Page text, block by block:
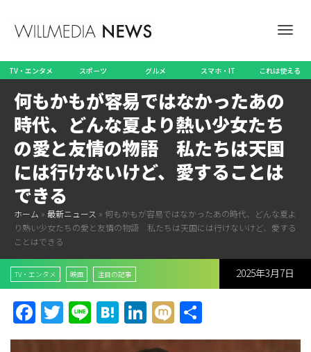
TV・エンタメ スポーツ グルメ スマホ・IT これは使える
何もかもが容易ではなかったあの
時代、どんな夏より熱い少女たち
の愛と友情の物語 私たちは天国
には行けないけど、愛することは
できる
ホーム » 最新ニュース » 何もかもが容易ではなかったあの時代、どんな夏よ
り熱い少女たちの愛と友情の物語 私たちは天国には行けないけど、愛する
ことはできる
TV・エンタメ 映画 注目の記事 2025年3月7日
Facebook
Twitter
LineHatena
LinkedIn
Mixi
有